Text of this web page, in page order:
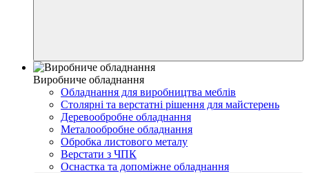
Виробниче обладнання
Обладнання для виробництва меблів
Столярні та верстатні рішення для майстерень
Деревообробне обладнання
Металообробне обладнання
Обробка листового металу
Верстати з ЧПК
Оснастка та допоміжне обладнання